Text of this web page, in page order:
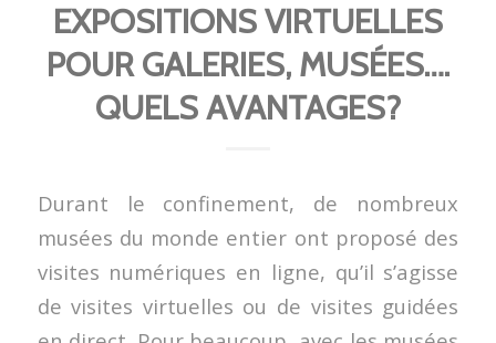
EXPOSITIONS VIRTUELLES
POUR GALERIES, MUSÉES….
QUELS AVANTAGES?
Durant le confinement, de nombreux
musées du monde entier ont proposé des
visites numériques en ligne, qu’il s’agisse
de visites virtuelles ou de visites guidées